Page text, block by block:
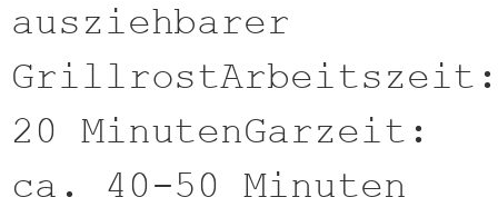
ausziehbarer
20 MinutenGarzeit:
ca. 40-50 Minuten